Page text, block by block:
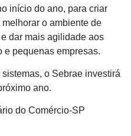
início do ano, para criar
o ambiente de
dar mais agilidade aos
e pequenas empresas.
o Sebrae investirá
ano.
do Comércio-SP